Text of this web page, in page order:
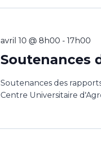
avril 10 @ 8h00 -17h00
Soutenances
Soutenances des
Centre Universitaire